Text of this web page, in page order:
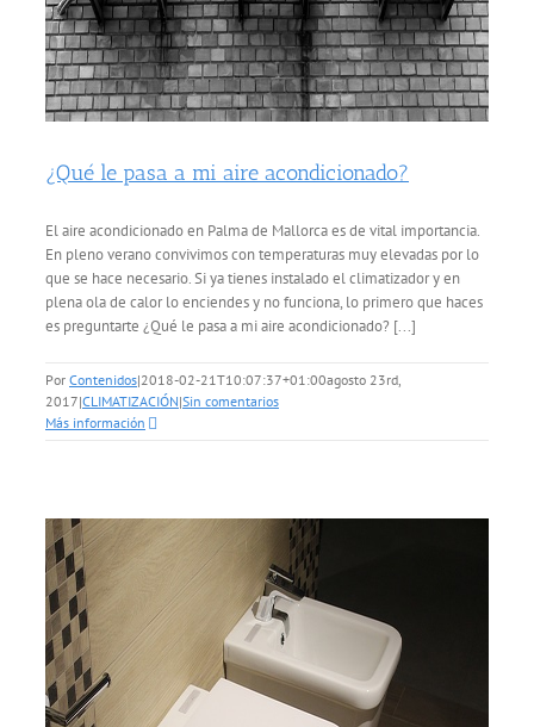
¿Qué le pasa a mi aire acondicionado?
El aire acondicionado en Palma de Mallorca es de vital importancia.
En pleno verano convivimos con temperaturas muy elevadas por lo
que se hace necesario. Si ya tienes instalado el climatizador y en
plena ola de calor lo enciendes y no funciona, lo primero que haces
es preguntarte ¿Qué le pasa a mi aire acondicionado? [...]
Por Contenidos|2018-02-21T10:07:37+01:00agosto 23rd,
2017|CLIMATIZACIÓN|Sin comentarios
Más información